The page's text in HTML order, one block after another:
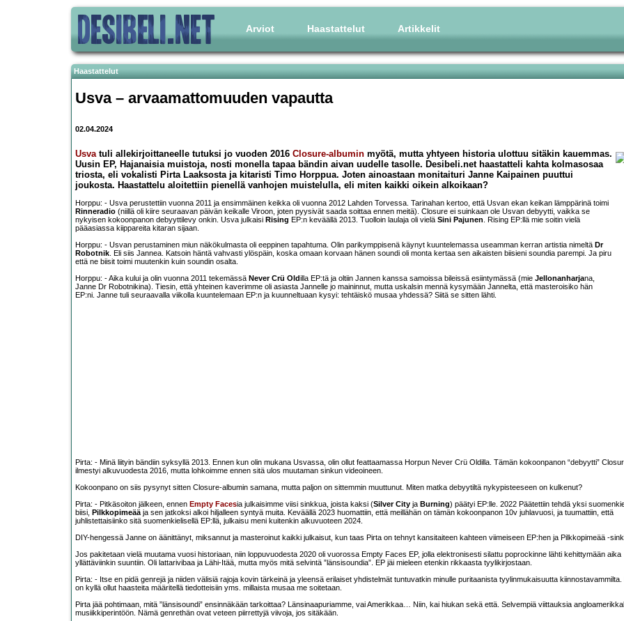
Arviot Haastattelut Artikkelit
Haastattelut
Usva – arvaamattomuuden vapautta
02.04.2024
Usvatuli allekirjoittaneelle tutuksi jo vuoden 2016 Closure-albumin myötä, mutta yhtyeen historia ulottuu sitäkin kauemmas.
Uusin EP, Hajanaisia muistoja, nosti monella tapaa bändin aivan uudelle tasolle. Desibeli.net haastatteli kahta kolmasosaa
triosta, eli vokalisti Pirta Laaksosta ja kitaristi Timo Horppua. Joten ainoastaan monitaituri Janne Kaipainen puuttui
joukosta. Haastattelu aloitettiin pienellä vanhojen muistelulla, eli miten kaikki oikein alkoikaan?
Horppu: - Usva perustettiin vuonna 2011 ja ensimmäinen keikka oli vuonna 2012 Lahden Torvessa. Tarinahan kertoo, että Usvan ekan keikan lämppärinä toimi
Rinneradio (niillä oli kiire seuraavan päivän keikalle Viroon, joten pyysivät saada soittaa ennen meitä). Closure ei suinkaan ole Usvan debyytti, vaikka se
nykyisen kokoonpanon debyyttilevy onkin. Usva julkaisi Rising EP:n keväällä 2013. Tuolloin laulaja oli vielä Sini Pajunen. Rising EP:llä mie soitin vielä
pääasiassa kiippareita kitaran sijaan.
Horppu: - Usvan perustaminen miun näkökulmasta oli eeppinen tapahtuma. Olin parikymppisenä käynyt kuuntelemassa useamman kerran artistia nimeltä Dr
Robotnik. Eli siis Jannea. Katsoin häntä vahvasti ylöspäin, koska omaan korvaan hänen soundi oli monta kertaa sen aikaisten biisieni soundia parempi. Ja piru
että ne biisit toimi muutenkin kuin soundin osalta.
Horppu: - Aika kului ja olin vuonna 2011 tekemässä Never Crü Oldilla EP:tä ja oltiin Jannen kanssa samoissa bileissä esiintymässä (mie Jellonanharjana,
Janne Dr Robotnikina). Tiesin, että yhteinen kaverimme oli asiasta Jannelle jo maininnut, mutta uskalsin mennä kysymään Jannelta, että masteroisiko hän
EP:ni. Janne tuli seuraavalla viikolla kuuntelemaan EP:n ja kuunneltuaan kysyi: tehtäiskö musaa yhdessä? Siitä se sitten lähti.
Pirta: - Minä liityin bändiin syksyllä 2013. Ennen kun olin mukana Usvassa, olin ollut feattaamassa Horpun Never Crü Oldilla. Tämän kokoonpanon “debyytti”
ilmestyi alkuvuodesta 2016, mutta lohkoimme ennen sitä ulos muutaman sinkun videoineen.
Kokoonpano on siis pysynyt sitten Closure-albumin samana, mutta paljon on sittemmin muuttunut. Miten matka debyytiltä nykypisteeseen on kulkenut?
Pirta: - Pitkäsoiton jälkeen, ennen Empty Facesia julkaisimme viisi sinkkua, joista kaksi (Silver City ja Burning) päätyi EP:lle. 2022 Päätettiin tehdä yksi
biisi, Pilkkopimeääja sen jatkoksi alkoi hiljalleen syntyä muita. Keväällä 2023 huomattiin, että meillähän on tämän kokoonpanon 10v juhlavuosi, ja tuumattiin, että
juhlistettaisiinko sitä suomenkielisellä EP:llä, julkaisu meni kuitenkin alkuvuoteen 2024.
DIY-hengessä Janne on äänittänyt, miksannut ja masteroinut kaikki julkaisut, kun taas Pirta on tehnyt kansitaiteen kahteen viimeiseen EP:hen ja Pilkkopimeää -
Jos pakitetaan vielä muutama vuosi historiaan, niin loppuvuodesta 2020 oli vuorossa Empty Faces EP, jolla elektronisesti silattu poprockinne lähti kehittymään aika
yllättäviinkin suuntiin. Oli lattarivibaa ja Lähi-Itää, mutta myös mitä selvintä ”länsisoundia”. EP jäi mieleen etenkin rikkaasta tyylikirjostaan.
Pirta: - Itse en pidä genrejä ja niiden välisiä rajoja kovin tärkeinä ja yleensä erilaiset yhdistelmät tuntuvatkin minulle puritaanista tyylinmukaisuutta kiinnostavammilta.
on kyllä ollut haasteita määritellä tiedotteisiin yms. millaista musaa me soitetaan.
Pirta jää pohtimaan, mitä ”länsisoundi” ensinnäkään tarkoittaa? Länsinaapuriamme, vai Amerikkaa… Niin, kai hiukan sekä että. Selvempiä viittauksia
musiikkiperintöön. Nämä genrethän ovat veteen piirrettyjä viivoja, jos sitäkään.